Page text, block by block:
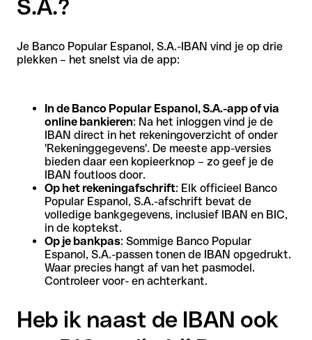
S.A.?
Je Banco Popular Espanol, S.A.-IBAN vind je op drie
plekken – het snelst via de app:
In de Banco Popular Espanol, S.A.-app of via
online bankieren: Na het inloggen vind je de
IBAN direct in het rekeningoverzicht of onder
'Rekeninggegevens'. De meeste app-versies
bieden daar een kopieerknop – zo geef je de
IBAN foutloos door.
Op het rekeningafschrift: Elk officieel Banco
Popular Espanol, S.A.-afschrift bevat de
volledige bankgegevens, inclusief IBAN en BIC,
in de koptekst.
Op je bankpas: Sommige Banco Popular
Espanol, S.A.-passen tonen de IBAN opgedrukt.
Waar precies hangt af van het pasmodel.
Controleer voor- en achterkant.
Heb ik naast de IBAN ook